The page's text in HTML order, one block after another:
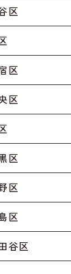
区
区
区
区
区
区
谷区